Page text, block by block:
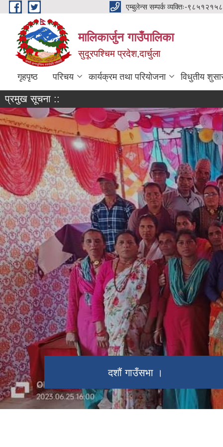
Skip to main content एम्बुलेन्स सम्पर्क व्यक्तिः-
मालिकार्जुन गाउँपालिका
सुदूरपश्चिम प्रदेश,दार्चुला
गृहपृष्ठ परिचय कार्यक्रम तथा परियोजना विधुतीय
प्रमुख सूचना ::
दशौं गाउँसभा ।
जोलजिवी महोत्सव -२०७५